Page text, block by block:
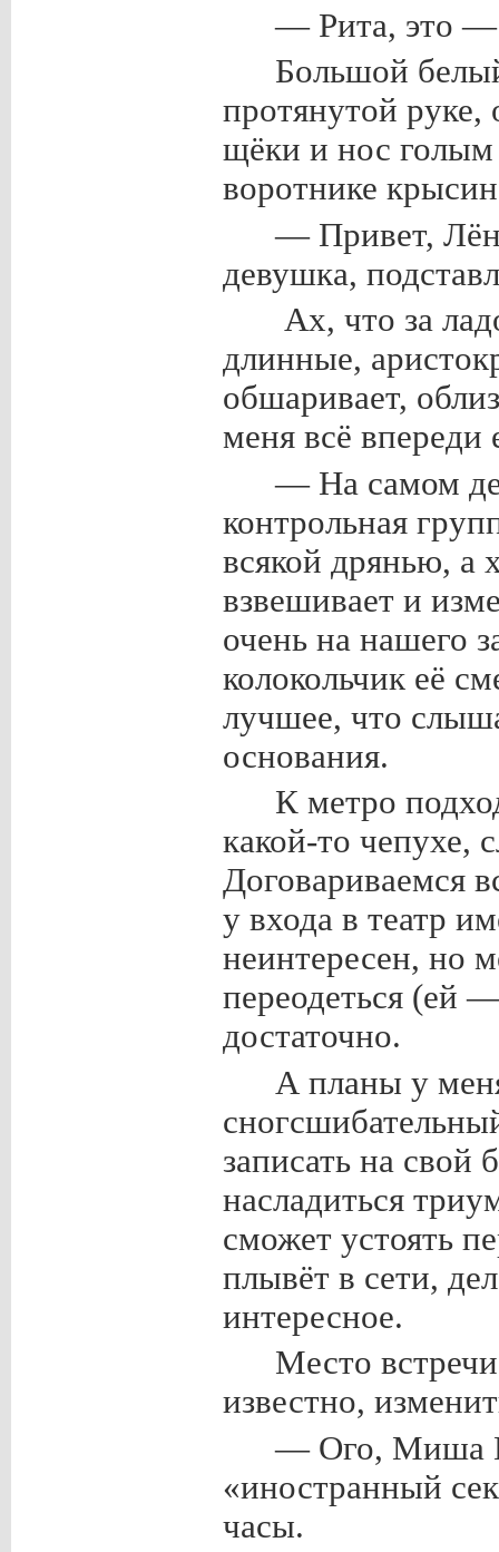
— Рита, это —
Большой
протянутой
щёки и нос голым
воротнике
— Привет,
девушка,
Ах, что за
длинные,
обшаривает,
меня всё впереди
— На самом
контрольная
всякой дрянью, а
взвешивает и
очень на нашего
колокольчик её
лучшее, что
основания.
К метро
какой-то чепухе,
Договариваемся
у входа в театр
неинтересен, но
переодеться (ей
достаточно.
А планы у
записать на свой
насладиться
сможет устоять
плывёт в сети,
интересное.
Место
известно,
— Ого, Миша
«иностранный
часы.